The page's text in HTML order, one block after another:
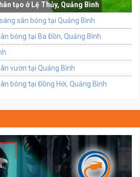
tạo ở Lệ Thủy, Quảng Bình
sân bóng tại Quảng Bình
bóng tại Ba Đồn, Quảng Bình
vườn tại Quảng Bình
bóng tại Đồng Hới, Quảng Bình